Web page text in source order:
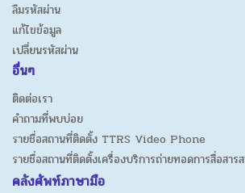
ลืมรหัสผ่าน
แก้ไขข้อมูล
เปลี่ยนรหัสผ่าน
อื่นๆ
ติดต่อเรา
คำถามที่พบบ่อย
รายชื่อสถานที่ติดตั้ง TTRS Video Phone
รายชื่อสถานที่ติดตั้งเครื่องบริการถ่ายทอดการสื่อสา
คลังศัพท์ภาษามือ